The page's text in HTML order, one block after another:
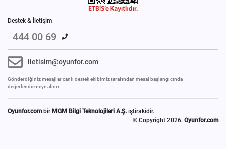
Destek & İletişim
444 00 69
iletisim@oyunfor.com
Gönderdiğiniz mesajlar canlı destek ekibimiz tarafından mesai başlangıcında
değerlendirmeye alınır
Oyunfor.combir MGM Bilgi Teknolojileri A.Ş. iştirakidir.
© Copyright 2026. Oyunfor.com